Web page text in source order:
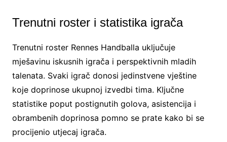
Trenutni roster i statistika igrača
Trenutni roster Rennes Handballa uključuje
mješavinu iskusnih igrača i perspektivnih mladih
talenata. Svaki igrač donosi jedinstvene vještine
koje doprinose ukupnoj izvedbi tima. Ključne
statistike poput postignutih golova, asistencija i
obrambenih doprinosa pomno se prate kako bi se
procijenio utjecaj igrača.